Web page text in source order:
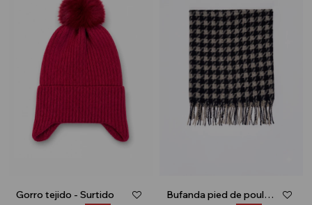
Gorro tejido - Surtido
Bufanda pied de poule - Gris